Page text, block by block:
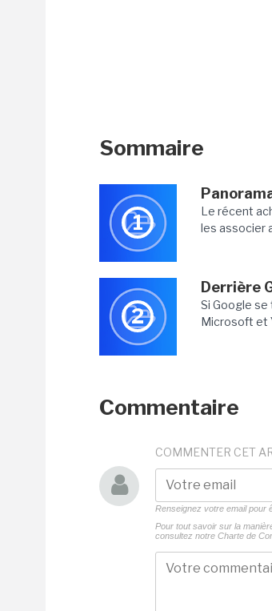
Sommaire
1
Le récent
les associer
2
Derrière
Si Google se
Microsoft et
Commentaire
COMMENTER CET
Renseignez votre email pour
Pour tout savoir sur la
consultez notre Charte de